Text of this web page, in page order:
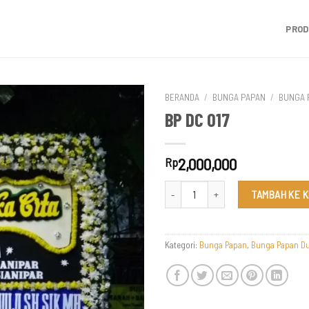
BERANDA / BUNGA PAPAN / BUNGA
BP DC 017
Rp2,000,000
TAMBAH KE
Kategori: Bunga Papan, Bunga Papan